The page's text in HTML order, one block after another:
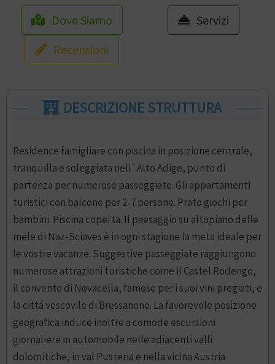
Dove Siamo
Servizi
Recensioni
DESCRIZIONE STRUTTURA
Residence famigliare con piscina in posizione centrale,
tranquilla e soleggiata nell`Alto Adige, punto di
partenza per numerose passeggiate. Gli appartamenti
turistici con balcone per 2-7 persone. Prato giochi per
bambini. Piscina coperta. Il paesaggio su altopiano delle
mele di Naz-Sciaves è in ogni stagione la meta ideale per
le vostre vacanze. Suggestive passeggiate raggiungono
numerose attrazioni turistiche come il Castel Rodengo,
il convento di Novacella, famoso per i suoi vini pregiati, e
la cittá vescovile di Bressanone. La favorevole posizione
geografica induce inoltre a comode escursioni
giornaliere in automobile nelle adiacenti valli
dolomitiche, in val Pusteria e nella vicina Austria